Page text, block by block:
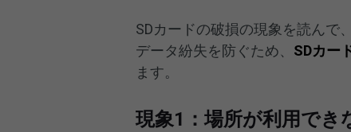
SDカードの破損の現象を読んで
データ紛失を防ぐため、 SDカー
ます。
現象1：場所が利用でき